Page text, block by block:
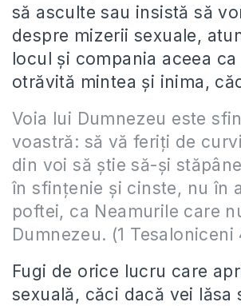
să asculte sau insistă să
despre mizerii sexuale,
locul și compania aceea
otrăvită mintea și inima,
Voia lui Dumnezeu este
voastră: să vă feriţi de
din voi să ştie să-şi
în sfinţenie şi cinste, nu în
poftei, ca Neamurile care
Dumnezeu. (1 Tesaloniceni
Fugi de orice lucru care
sexuală, căci dacă vei lăsa